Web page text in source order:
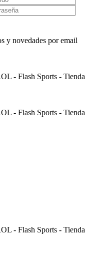
y novedades por email